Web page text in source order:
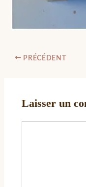
PRÉCÉDENT
Laisser un